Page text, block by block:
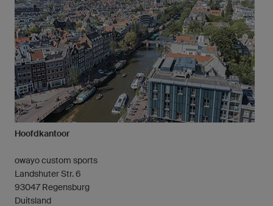
Hoofdkantoor
owayo custom sports
Landshuter Str. 6
93047 Regensburg
Duitsland